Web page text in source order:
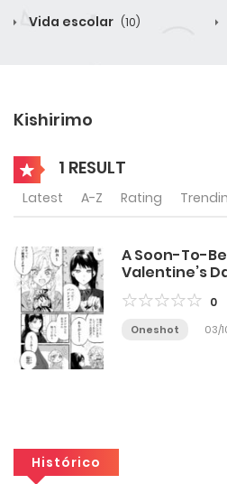
Vida escolar (10)
Kishirimo
1 RESULT
Latest A-Z Rating
A Soon-To-
Valentine’s
0
Oneshot 03/
Histórico